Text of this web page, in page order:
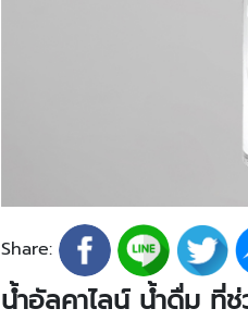
Share:
น้ำอัลคาไลน์ น้ำดื่ม ที่